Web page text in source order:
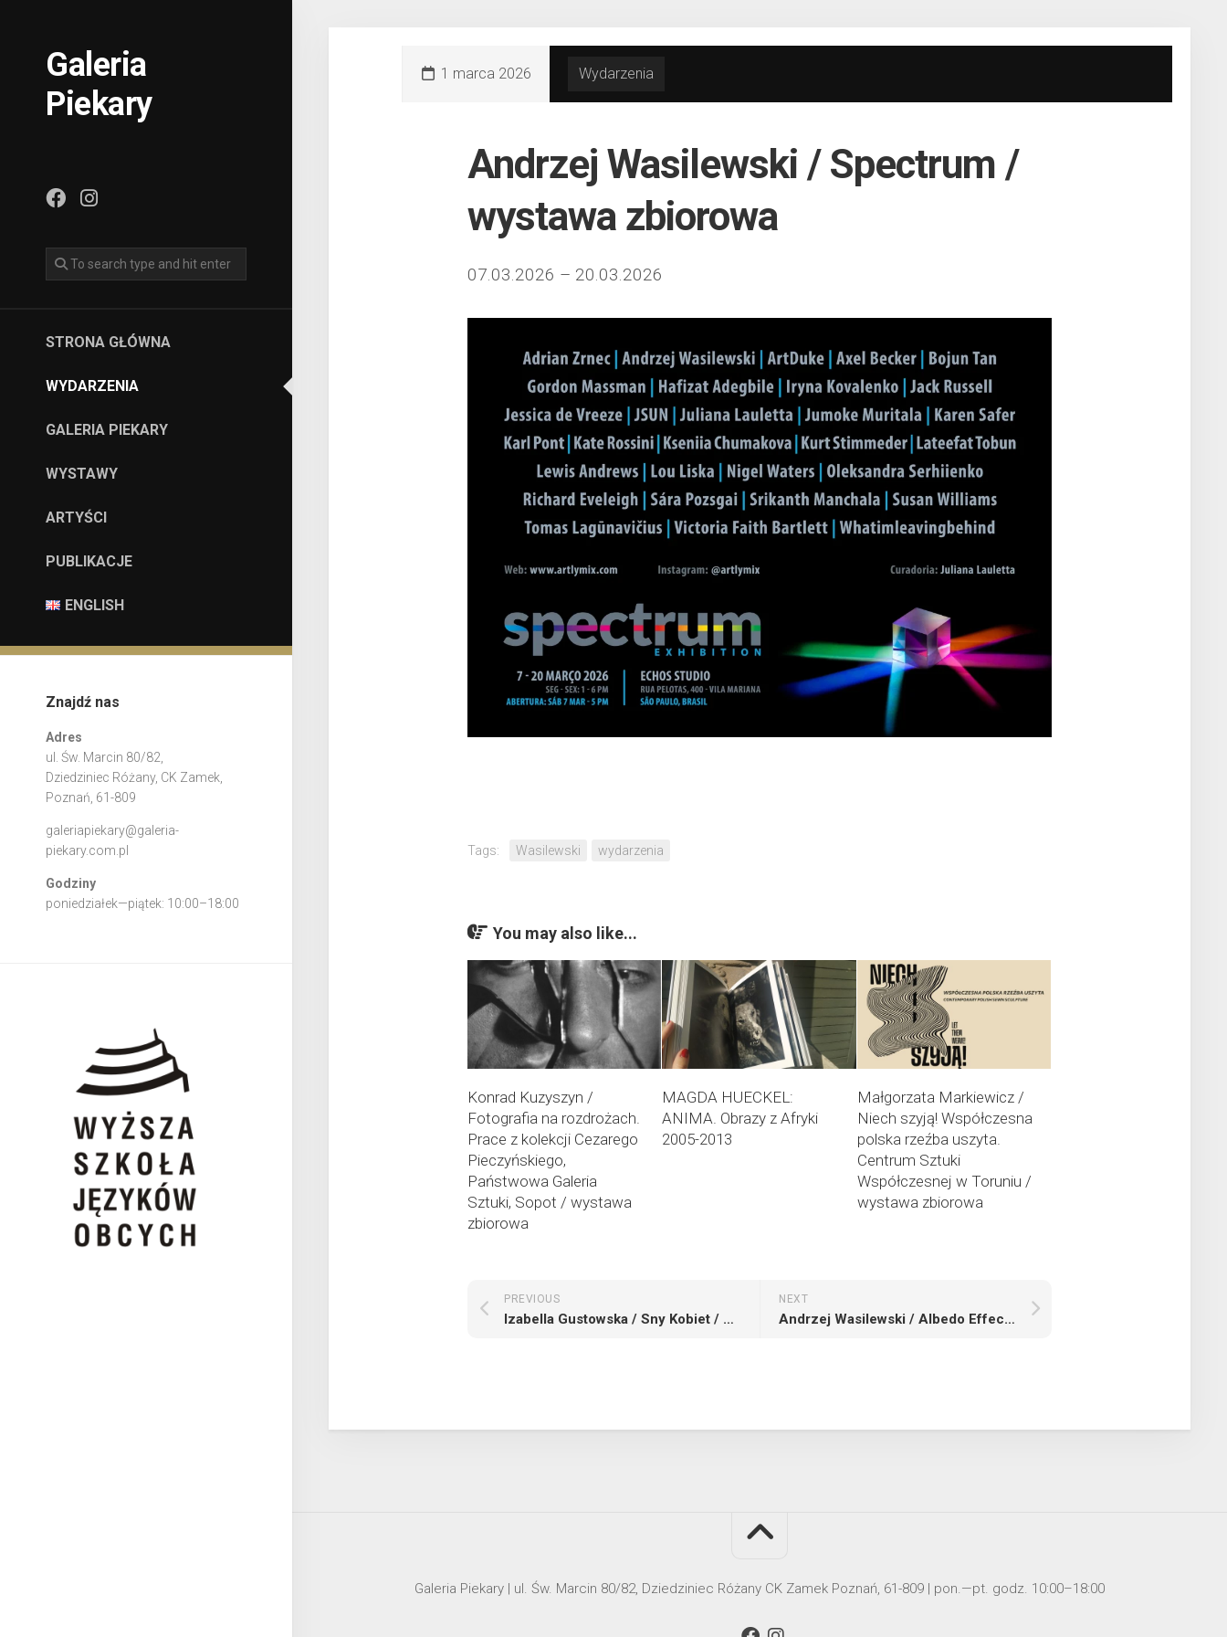
Galeria
Piekary
STRONA GŁÓWNA
WYDARZENIA
GALERIA PIEKARY
WYSTAWY
ARTYŚCI
PUBLIKACJE
ENGLISH
Znajdź nas
Adres
ul. Św. Marcin 80/82,
Dziedziniec Różany, CK Zamek,
Poznań, 61-809
galeriapiekary@galeria-
piekary.com.pl
Godziny
poniedziałek—piątek: 10:00–18:00
1 marca 2026 Wydarzenia
Andrzej Wasilewski / Spectrum /
wystawa zbiorowa
07.03.2026 – 20.03.2026
Tags: Wasilewski wydarzenia
You may also like...
Konrad Kuzyszyn /
Fotografia na rozdrożach.
Prace z kolekcji Cezarego
Pieczyńskiego,
Państwowa Galeria
Sztuki, Sopot / wystawa
zbiorowa
MAGDA HUECKEL:
ANIMA. Obrazy z Afryki
2005-2013
Małgorzata Markiewicz /
Niech szyją! Współczesna
polska rzeźba uszyta.
Centrum Sztuki
Współczesnej w Toruniu /
wystawa zbiorowa
NEXT
Andrzej Wasilewski / Albedo Effect / wystawa indywidualna
PREVIOUS
Izabella Gustowska / Sny Kobiet / wystawa zbiorowa
Galeria Piekary | ul. Św. Marcin 80/82, Dziedziniec Różany CK Zamek Poznań, 61-809 | pon.—pt. godz. 10:00–18:00